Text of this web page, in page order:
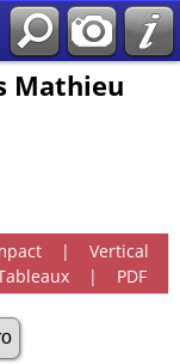
Mathieu
| Vertical
| PDF